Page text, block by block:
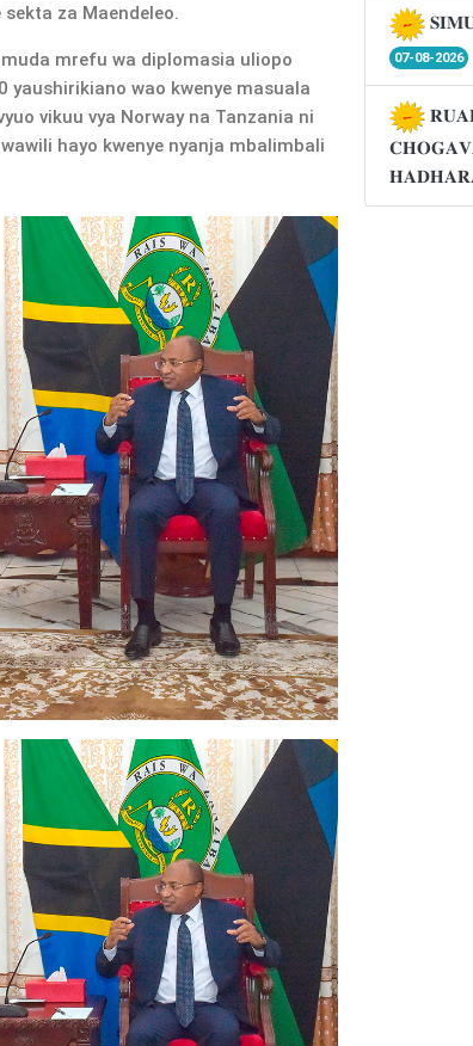
za Maendeleo.
mrefu wa diplomasia uliopo
yaushirikiano wao kwenye masuala
vikuu vya Norway na Tanzania ni
hayo kwenye nyanja mbalimbali
07-08-2026